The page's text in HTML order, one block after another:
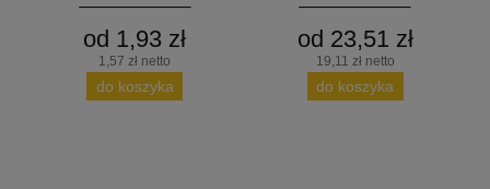
od 1,93 zł
1,57 zł netto
do koszyka
od 23,51 zł
19,11 zł netto
do koszyka